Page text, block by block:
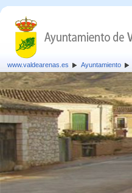
www.valdearenas.es Ayuntamiento